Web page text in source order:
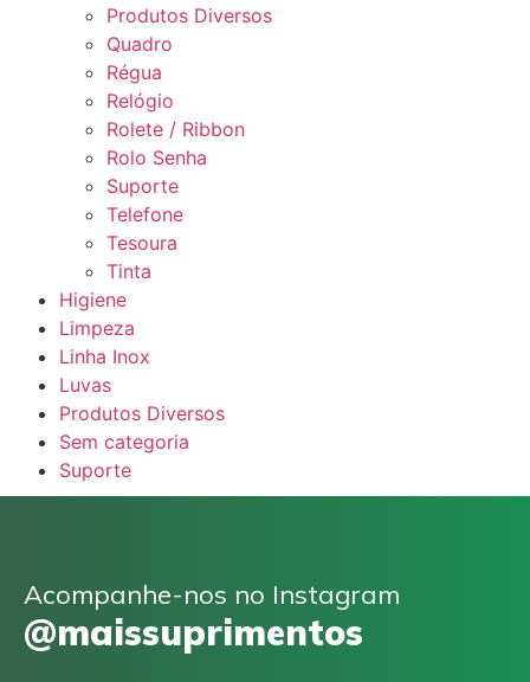
Produtos Diversos
Quadro
Régua
Relógio
Rolete / Ribbon
Rolo Senha
Suporte
Telefone
Tesoura
Tinta
Higiene
Limpeza
Linha Inox
Luvas
Produtos Diversos
Sem categoria
Suporte
Acompanhe-nos no Instagram
@maissuprimentos